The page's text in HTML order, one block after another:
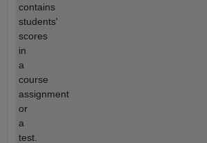
contains
students'
scores
in
a
course
assignment
or
a
test.